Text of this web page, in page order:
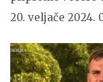
20. veljače 2024.